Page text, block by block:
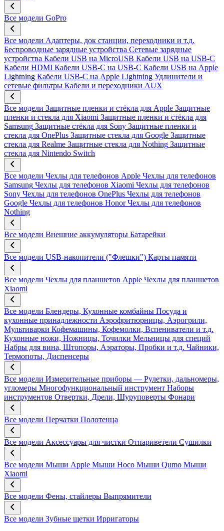
Все модели GoPro
Все модели Адаптеры, док станции, переходники и т.д.
Беспроводные зарядные устройства Сетевые зарядные
устройства Кабели USB на MicroUSB Кабели USB на USB-C
Кабели HDMI Кабели USB-C на USB-C Кабели USB на Apple
Lightning Кабели USB-C на Apple Lightning Удлинители и
сетевые фильтры Кабели и переходники AUX
Все модели Защитные пленки и стёкла для Apple Защитные
пленки и стекла для Xiaomi Защитные пленки и стёкла для
Samsung Защитные стёкла для Sony Защитные пленки и
стекла для OnePlus Защитные стекла для Google Защитные
стекла для Realme Защитные стекла для Nothing Защитные
стекла для Nintendo Switch
Все модели Чехлы для телефонов Apple Чехлы для телефонов
Samsung Чехлы для телефонов Xiaomi Чехлы для телефонов
Sony Чехлы для телефонов OnePlus Чехлы для телефонов
Google Чехлы для телефонов Honor Чехлы для телефонов
Nothing
Все модели Внешние аккумуляторы Батарейки
Все модели USB-накопители ("Флешки") Карты памяти
Все модели Чехлы для планшетов Apple Чехлы для планшетов
Xiaomi
Все модели Блендеры, Кухонные комбайны Посуда и
кухонные принадлежности Аэрофритюрницы, Аэрогрили,
Мультиварки Кофемашины, Кофемолки, Вспениватели и т.д.
Кухонные ножи, Ножницы, Точилки Мельницы для специй
Набры для вина, Штопоры, Аэраторы, Пробки и т.д. Чайники,
Термопоты, Диспенсеры
Все модели Измерительные приборы — Рулетки, дальномеры,
угломеры Многофункциональный инструмент Наборы
инструментов Отвертки, Дрели, Шуруповерты Фонари
Все модели Перчатки Полотенца
Все модели Аксессуары для чистки Отпариветели Сушилки
Все модели Мыши Apple Мыши Hoco Мыши Qumo Мыши
Xiaomi
Все модели Фены, стайлеры Выпрямители
Все модели Зубные щетки Ирригаторы